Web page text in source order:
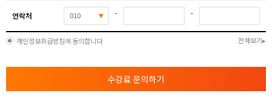
연락처 - -
개인정보취급방침에 동의합니다 전체보기
수강료 문의하기